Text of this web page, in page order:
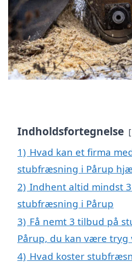
Indholdsfortegnelse
1) Hvad kan et firma
stubfræsning i Pårup
2) Indhent altid mindst
stubfræsning i Pårup
3) Få nemt 3 tilbud på
Pårup, du kan være tryg
4) Hvad koster